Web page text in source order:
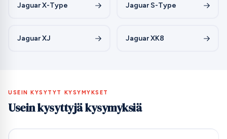
Jaguar X-Type Jaguar S-Type
Jaguar XJ Jaguar XK8
USEIN KYSYTYT KYSYMYKSET
Usein kysyttyjä kysymyksiä